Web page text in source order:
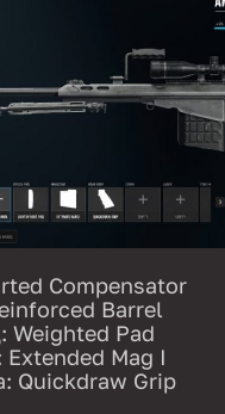
Compensator
Barrel
Weighted Pad
Extended Mag I
Quickdraw Grip